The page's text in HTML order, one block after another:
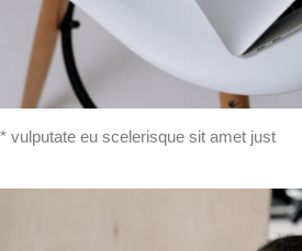
* vulputate eu scelerisque sit amet just